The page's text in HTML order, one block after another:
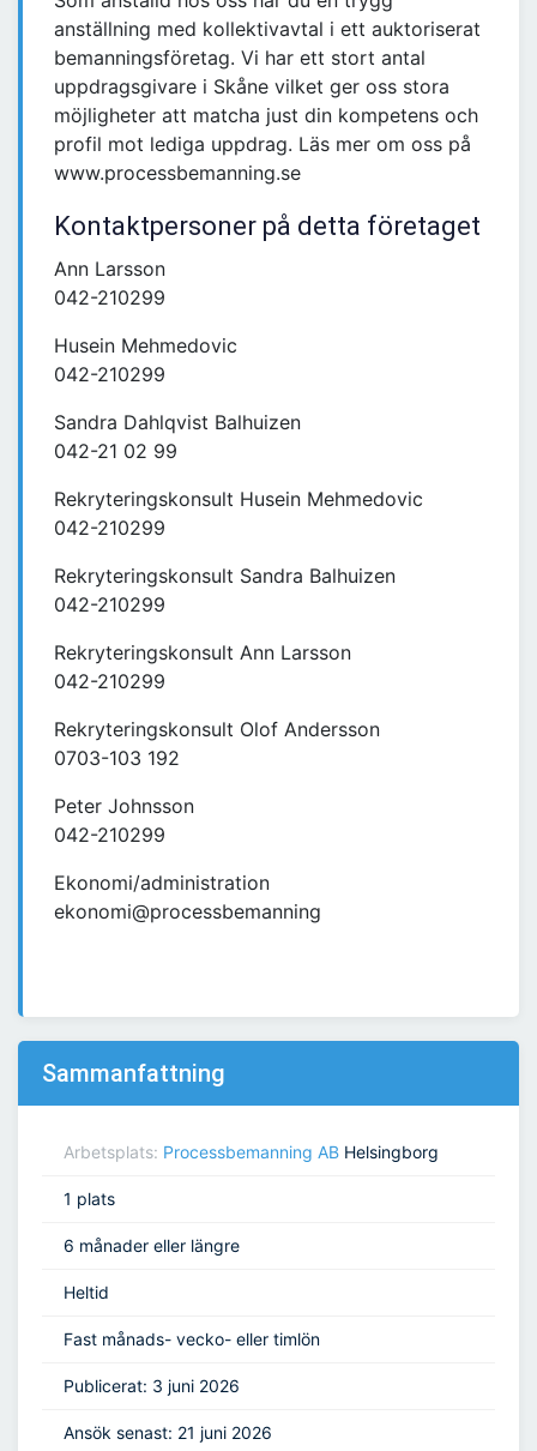
anställning med kollektivavtal i ett auktoriserat
bemanningsföretag. Vi har ett stort antal
uppdragsgivare i Skåne vilket ger oss stora
möjligheter att matcha just din kompetens och
profil mot lediga uppdrag. Läs mer om oss på
www.processbemanning.se
Kontaktpersoner på detta företaget
Ann Larsson
042-210299
Husein Mehmedovic
042-210299
Sandra Dahlqvist Balhuizen
042-21 02 99
Rekryteringskonsult Husein Mehmedovic
042-210299
Rekryteringskonsult Sandra Balhuizen
042-210299
Rekryteringskonsult Ann Larsson
042-210299
Rekryteringskonsult Olof Andersson
0703-103 192
Peter Johnsson
042-210299
Ekonomi/administration
ekonomi@processbemanning
Sammanfattning
Arbetsplats: Processbemanning AB Helsingborg
1 plats
6 månader eller längre
Heltid
Fast månads- vecko- eller timlön
Publicerat: 3 juni 2026
Ansök senast: 21 juni 2026